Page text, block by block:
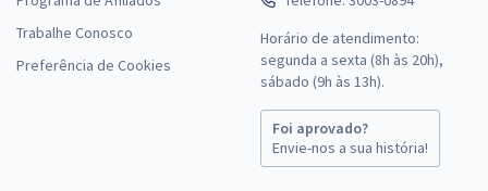
Trabalhe Conosco
Preferência de Cookies
Horário de atendimento:
segunda a sexta (8h às 20h),
sábado (9h às 13h).
Foi aprovado?
Envie-nos a sua história!